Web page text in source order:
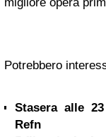
Potrebbero
Stasera alle
Refn